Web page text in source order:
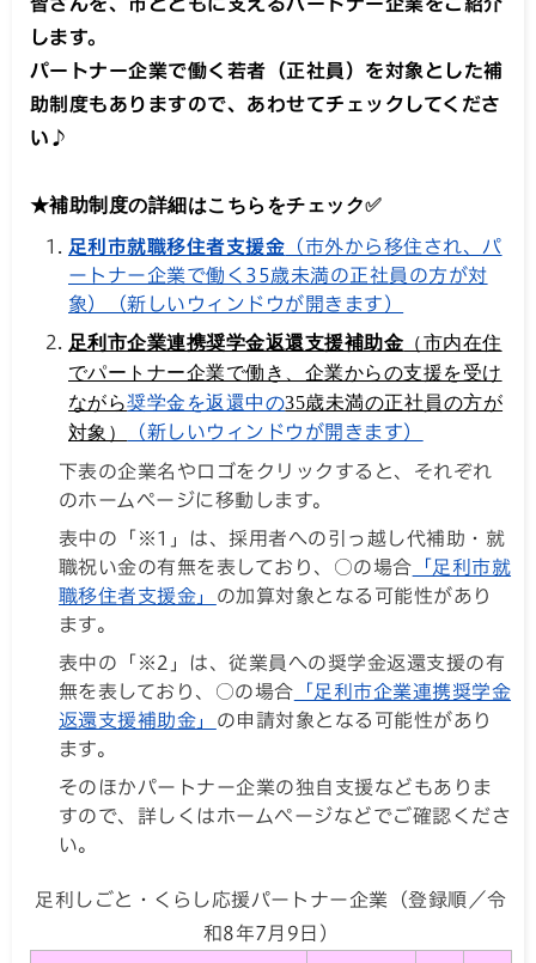
します。
パートナー企業で働く若者（正社員）を対象とした補
助制度もありますので、あわせてチェックしてくださ
い♪
★補助制度の詳細はこちらをチェック✅
足利市就職移住者支援金 （市外から移住され、パ
ートナー企業で働く35歳未満の正社員の方が対
象）（新しいウィンドウが開きます）
足利市企業連携奨学金返還支援補助金 （市内在住
でパートナー企業で働き、企業からの支援を受け
ながら奨学金を返還中の35歳未満の正社員の方が
対象）
（新しいウィンドウが開きます）
下表の企業名やロゴをクリックすると、それぞれ
のホームページに移動します。
表中の「※1」は、採用者への引っ越し代補助・就
職祝い金の有無を表しており、○の場合 「足利市就
職移住者支援金」 の加算対象となる可能性があり
ます。
表中の「※2」は、従業員への奨学金返還支援の有
無を表しており、○の場合 「足利市企業連携奨学金
返還支援補助金」 の申請対象となる可能性があり
ます。
そのほかパートナー企業の独自支援などもありま
すので、詳しくはホームページなどでご確認くださ
い。
足利しごと・くらし応援パートナー企業（登録順／令
和8年7月9日）